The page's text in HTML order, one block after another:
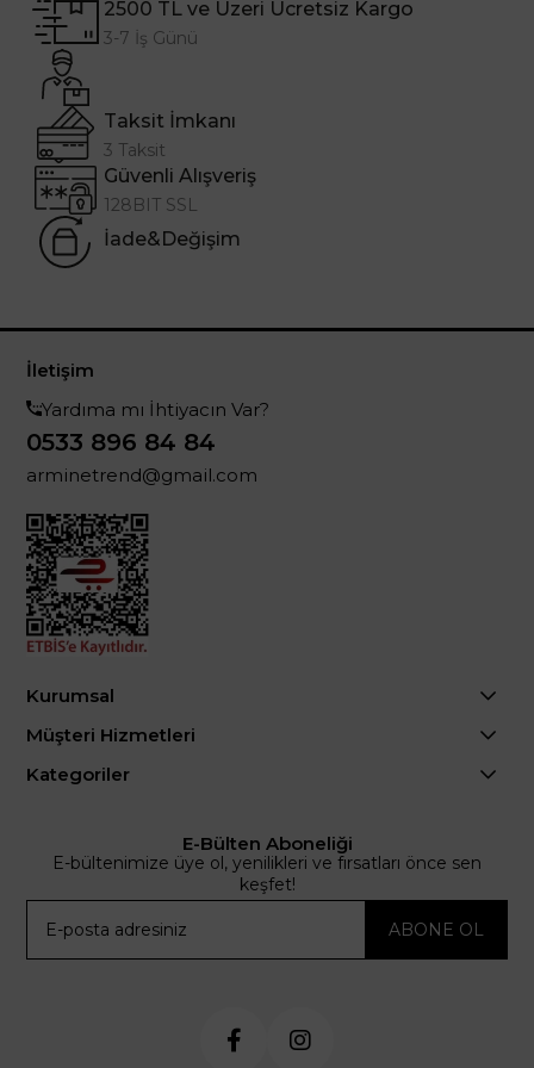
2500 TL ve Üzeri Ücretsiz Kargo
3-7 İş Günü
Taksit İmkanı
3 Taksit
Güvenli Alışveriş
128BIT SSL
İade&Değişim
İletişim
Yardıma mı İhtiyacın Var?
0533 896 84 84
arminetrend@gmail.com
Kurumsal
Müşteri Hizmetleri
Kategoriler
E-Bülten Aboneliği
E-bültenimize üye ol, yenilikleri ve fırsatları önce sen
keşfet!
ABONE OL